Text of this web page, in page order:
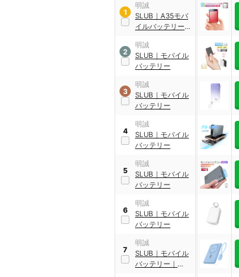
1
明誠
SLUB ｜ A35モバ
イルバッテリー
2
明誠
SLUB ｜ モバイル
バッテリー
3
明誠
SLUB ｜ モバイル
バッテリー
4
明誠
SLUB ｜ モバイル
バッテリー
5
明誠
SLUB ｜ モバイル
バッテリー
6
明誠
SLUB ｜ モバイル
バッテリー
7
明誠
SLUB ｜ モバイル
バッテリー ｜